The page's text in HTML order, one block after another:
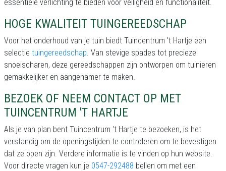
essentiële verlichting te bieden voor veiligheid en functionaliteit.
HOGE KWALITEIT TUINGEREEDSCHAP
Voor het onderhoud van je tuin biedt Tuincentrum 't Hartje een
selectie tuingereedschap. Van stevige spades tot precieze
snoeischaren, deze gereedschappen zijn ontworpen om tuinieren
gemakkelijker en aangenamer te maken.
BEZOEK OF NEEM CONTACT OP MET
TUINCENTRUM 'T HARTJE
Als je van plan bent Tuincentrum 't Hartje te bezoeken, is het
verstandig om de openingstijden te controleren om te bevestigen
dat ze open zijn. Verdere informatie is te vinden op hun website.
Voor directe vragen kun je 0547-292488 bellen om met een